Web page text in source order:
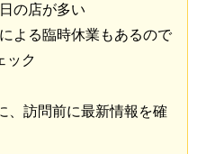
の店が多い
よる臨時休業もあるので
ック
、訪問前に最新情報を確